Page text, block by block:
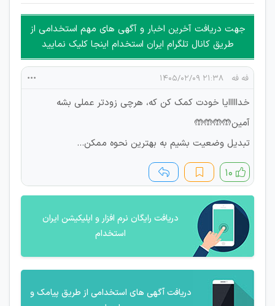
غیر مجاز می باشد.
امکان هماهنگی برای هرگونه ملاقات حضوری چه به صورت دسته
جمعی و چه فردی توسط کاربران سایت وجود ندارد.
جهت دریافت آخرین اخبار و آگهی های مهم استخدامی از
طریق کانال تلگرام ایران استخدام اینجا کلیک نمایید
فه فه ۲۱:۳۸ ۱۴۰۵/۰۲/۰۹
خدااااایا خودت کمک کن که، هرچی زودتر عملی بشه
آمین🤲🤲🤲🤲
تبدیل وضعیت بشیم به بهترین نحوه ممکن...
۱۰
دریافت رایگان نرم افزار و اپلیکیشن ایران
استخدام
دریافت آگهی های استخدامی از طریق پیامک و